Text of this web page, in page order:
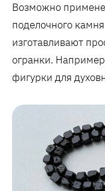
Возможно
поделочного
изготавливают
огранки.
фигурки для